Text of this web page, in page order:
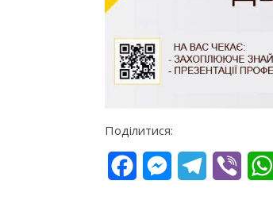
Поділитися:
FacebookMessengerTelegram
Viber